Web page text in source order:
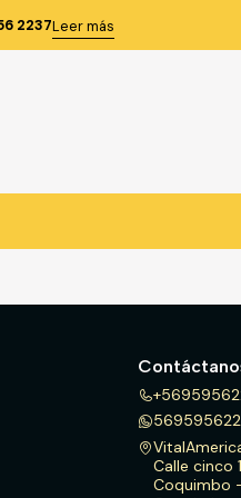
2237Leer más
Calle cinco
Coquimbo